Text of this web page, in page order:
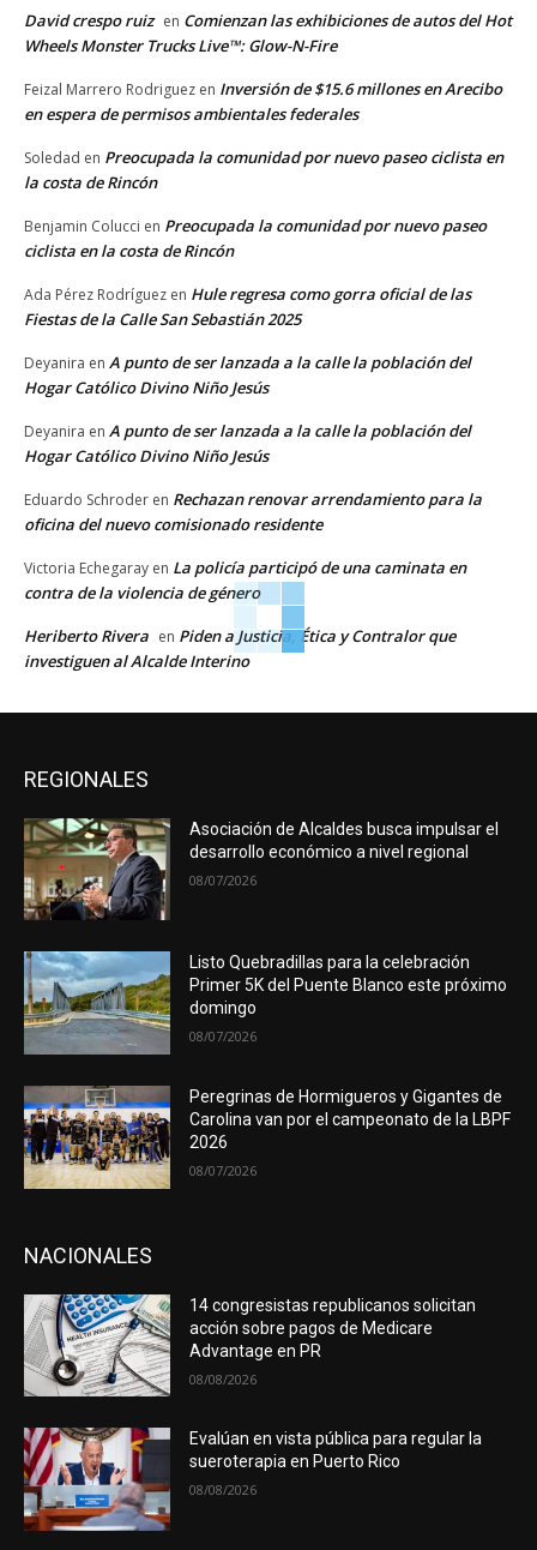
David crespo ruiz en Comienzan las exhibiciones de autos del Hot
Wheels Monster Trucks Live™: Glow-N-Fire
Feizal Marrero Rodriguez en Inversión de $15.6 millones en Arecibo
en espera de permisos ambientales federales
Soledad en Preocupada la comunidad por nuevo paseo ciclista en
la costa de Rincón
Benjamin Colucci en Preocupada la comunidad por nuevo paseo
ciclista en la costa de Rincón
Ada Pérez Rodríguez en Hule regresa como gorra oficial de las
Fiestas de la Calle San Sebastián 2025
Deyanira en A punto de ser lanzada a la calle la población del
Hogar Católico Divino Niño Jesús
Deyanira en A punto de ser lanzada a la calle la población del
Hogar Católico Divino Niño Jesús
Eduardo Schroder en Rechazan renovar arrendamiento para la
oficina del nuevo comisionado residente
Victoria Echegaray en La policía participó de una caminata en
contra de la violencia de género
Heriberto Rivera en Piden a Justicia, Ética y Contralor que
investiguen al Alcalde Interino
REGIONALES
Asociación de Alcaldes busca impulsar el
desarrollo económico a nivel regional
08/07/2026
Listo Quebradillas para la celebración
Primer 5K del Puente Blanco este próximo
domingo
08/07/2026
Peregrinas de Hormigueros y Gigantes de
Carolina van por el campeonato de la LBPF
2026
08/07/2026
NACIONALES
14 congresistas republicanos solicitan
acción sobre pagos de Medicare
Advantage en PR
08/08/2026
Evalúan en vista pública para regular la
sueroterapia en Puerto Rico
08/08/2026